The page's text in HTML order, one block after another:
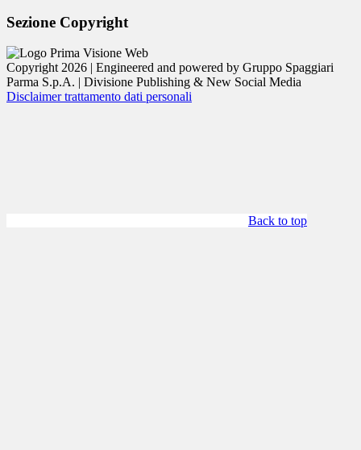
Sezione Copyright
Copyright 2026 | Engineered and powered by Gruppo Spaggiari
Parma S.p.A. | Divisione Publishing & New Social Media
Disclaimer trattamento dati personali
Back to top